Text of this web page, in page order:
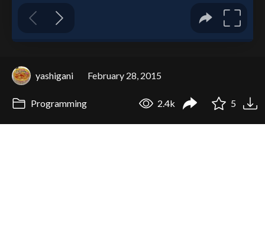
yashigani February 28, 2015
Programming 2.4k 5